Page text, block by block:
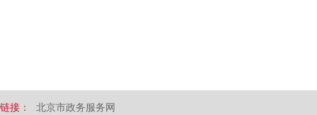
链接： 北京市政务服务网